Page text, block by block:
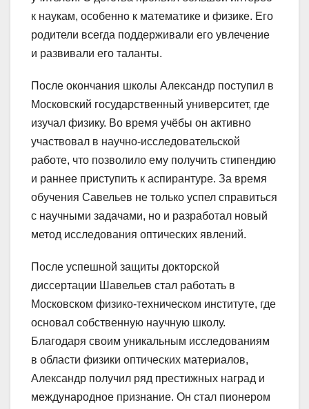
к наукам, особенно к математике и физике. Его
родители всегда поддерживали его увлечение
и развивали его таланты.
После окончания школы Александр поступил в
Московский государственный университет, где
изучал физику. Во время учёбы он активно
участвовал в научно-исследовательской
работе, что позволило ему получить стипендию
и раннее приступить к аспирантуре. За время
обучения Савельев не только успел справиться
с научными задачами, но и разработал новый
метод исследования оптических явлений.
После успешной защиты докторской
диссертации Шавельев стал работать в
Московском физико-техническом институте, где
основал собственную научную школу.
Благодаря своим уникальным исследованиям
в области физики оптических материалов,
Александр получил ряд престижных наград и
международное признание. Он стал пионером